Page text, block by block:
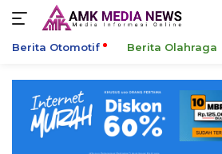
konten
Berita Otomotif Berita Olahraga